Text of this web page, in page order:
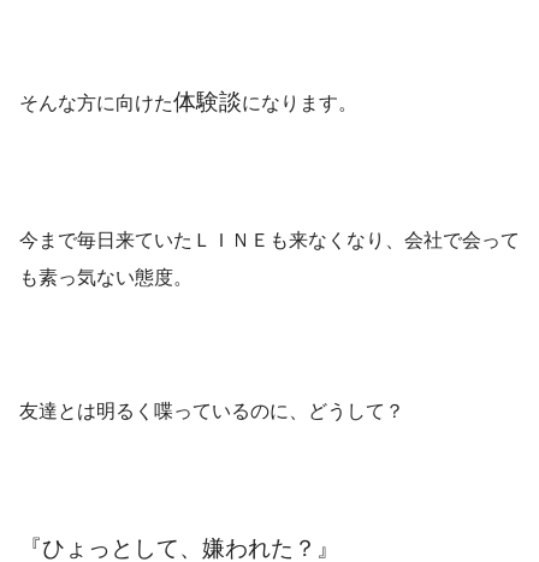
そんな方に向けた体験談になります。
今まで毎日来ていたＬＩＮＥも来なくなり、会社で会って
も素っ気ない態度。
友達とは明るく喋っているのに、どうして？
『ひょっとして、嫌われた？』